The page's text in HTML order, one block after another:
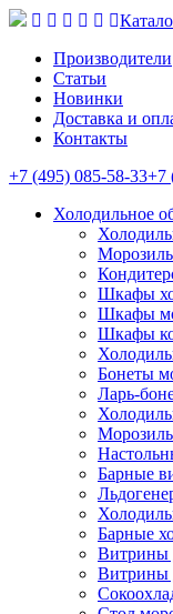
Производители
Статьи
Новинки
Доставка и
Контакты
+7 (495) 085-58-33+7
Холодильное
Шкафы
Шкафы
Шкафы
Бонеты
Ларь-
Барные
Барные
Витрины
Витрины